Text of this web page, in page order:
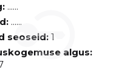
......
......
seoseid: 1
algus: